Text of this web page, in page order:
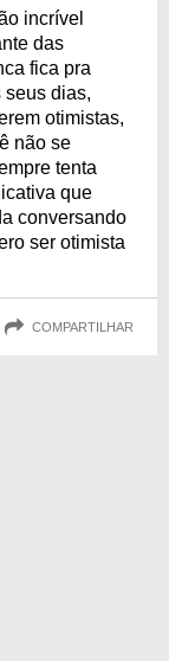
incrível
das
fica pra
seus dias,
otimistas,
não se
tenta
que
conversando
ser otimista
COMPARTILHAR